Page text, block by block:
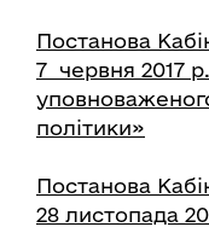
Постанова
7 червня 2017
політики»
Постанова
28 листопада